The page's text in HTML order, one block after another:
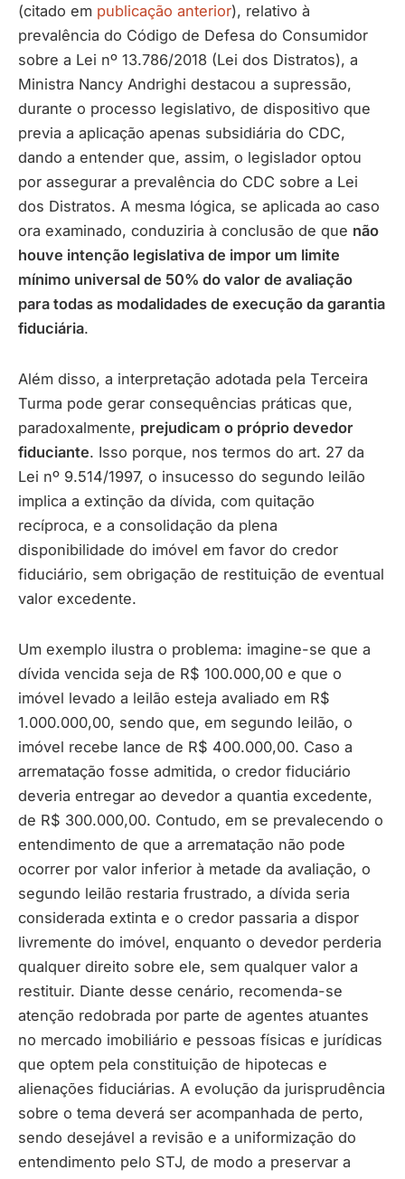
(citado em publicação anterior), relativo à
prevalência do Código de Defesa do Consumidor
sobre a Lei nº 13.786/2018 (Lei dos Distratos), a
Ministra Nancy Andrighi destacou a supressão,
durante o processo legislativo, de dispositivo que
previa a aplicação apenas subsidiária do CDC,
dando a entender que, assim, o legislador optou
por assegurar a prevalência do CDC sobre a Lei
dos Distratos. A mesma lógica, se aplicada ao caso
ora examinado, conduziria à conclusão de que não
houve intenção legislativa de impor um limite
mínimo universal de 50% do valor de avaliação
para todas as modalidades de execução da garantia
fiduciária.
Além disso, a interpretação adotada pela Terceira
Turma pode gerar consequências práticas que,
paradoxalmente, prejudicam o próprio devedor
fiduciante. Isso porque, nos termos do art. 27 da
Lei nº 9.514/1997, o insucesso do segundo leilão
implica a extinção da dívida, com quitação
recíproca, e a consolidação da plena
disponibilidade do imóvel em favor do credor
fiduciário, sem obrigação de restituição de eventual
valor excedente.
Um exemplo ilustra o problema: imagine-se que a
dívida vencida seja de R$ 100.000,00 e que o
imóvel levado a leilão esteja avaliado em R$
1.000.000,00, sendo que, em segundo leilão, o
imóvel recebe lance de R$ 400.000,00. Caso a
arrematação fosse admitida, o credor fiduciário
deveria entregar ao devedor a quantia excedente,
de R$ 300.000,00. Contudo, em se prevalecendo o
entendimento de que a arrematação não pode
ocorrer por valor inferior à metade da avaliação, o
segundo leilão restaria frustrado, a dívida seria
considerada extinta e o credor passaria a dispor
livremente do imóvel, enquanto o devedor perderia
qualquer direito sobre ele, sem qualquer valor a
restituir. Diante desse cenário, recomenda-se
atenção redobrada por parte de agentes atuantes
no mercado imobiliário e pessoas físicas e jurídicas
que optem pela constituição de hipotecas e
alienações fiduciárias. A evolução da jurisprudência
sobre o tema deverá ser acompanhada de perto,
sendo desejável a revisão e a uniformização do
entendimento pelo STJ, de modo a preservar a